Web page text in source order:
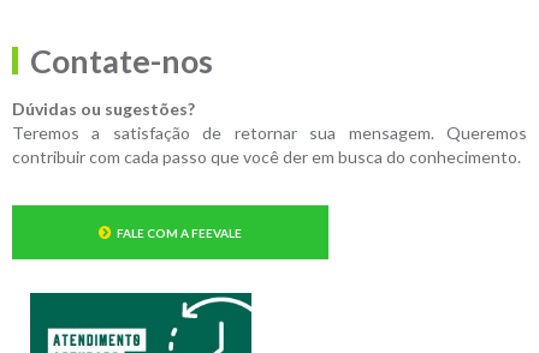
Contate-nos
Dúvidas ou sugestões?
Teremos a satisfação de retornar sua mensagem. Queremos
contribuir com cada passo que você der em busca do conhecimento.
FALE COM A FEEVALE